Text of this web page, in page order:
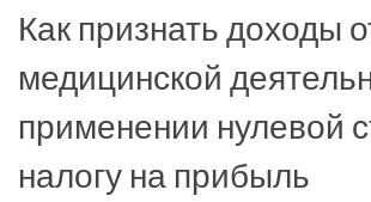
Как признать доходы
медицинской
применении нулевой
налогу на прибыль